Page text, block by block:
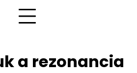
a rezonancia